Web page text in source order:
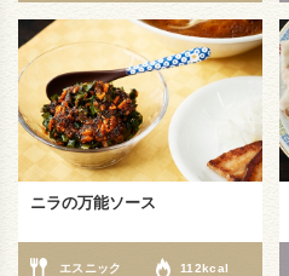
ニラの万能ソース
エスニック 112kcal